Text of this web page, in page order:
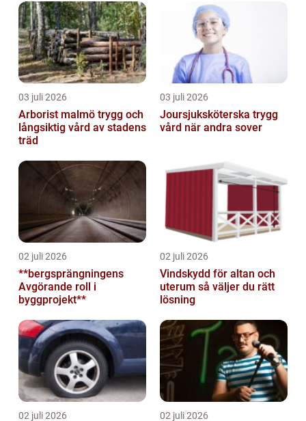
03 juli 2026
Arborist malmö trygg och
långsiktig vård av stadens
träd
03 juli 2026
Joursjuksköterska trygg
vård när andra sover
02 juli 2026
**bergsprängningens
Avgörande roll i
byggprojekt**
02 juli 2026
Vindskydd för altan och
uterum så väljer du rätt
lösning
02 juli 2026 02 juli 2026